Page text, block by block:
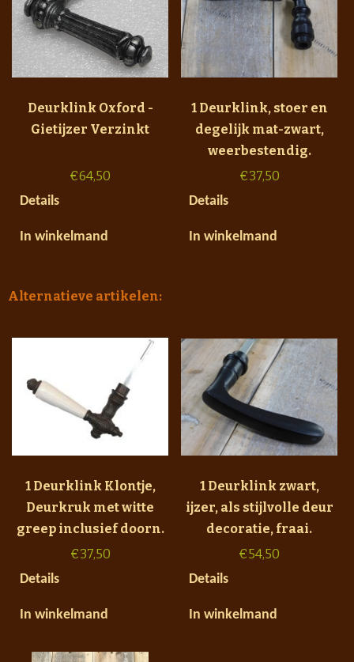
Deurklink Oxford -
Gietijzer Verzinkt
€64,50
Details
In winkelmand
1 Deurklink, stoer en
degelijk mat-zwart,
weerbestendig.
€37,50
Details
In winkelmand
Alternatieve artikelen:
1 Deurklink Klontje,
Deurkruk met witte
greep inclusief doorn.
€37,50
Details
In winkelmand
1 Deurklink zwart,
ijzer, als stijlvolle deur
decoratie, fraai.
€54,50
Details
In winkelmand